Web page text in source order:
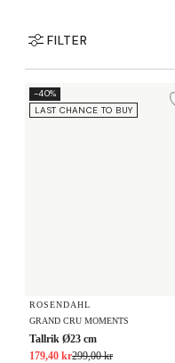
FILTER
Tallrik Ø23 cm
-40%
LAST CHANCE TO BUY
ROSENDAHL
GRAND CRU MOMENTS
Tallrik Ø23 cm
179,40 kr299,00 kr